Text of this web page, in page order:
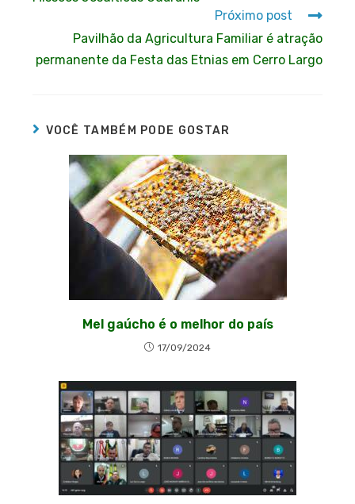
Próximo post
Pavilhão da Agricultura Familiar é atração
permanente da Festa das Etnias em Cerro Largo
VOCÊ TAMBÉM PODE GOSTAR
Mel gaúcho é o melhor do país
17/09/2024